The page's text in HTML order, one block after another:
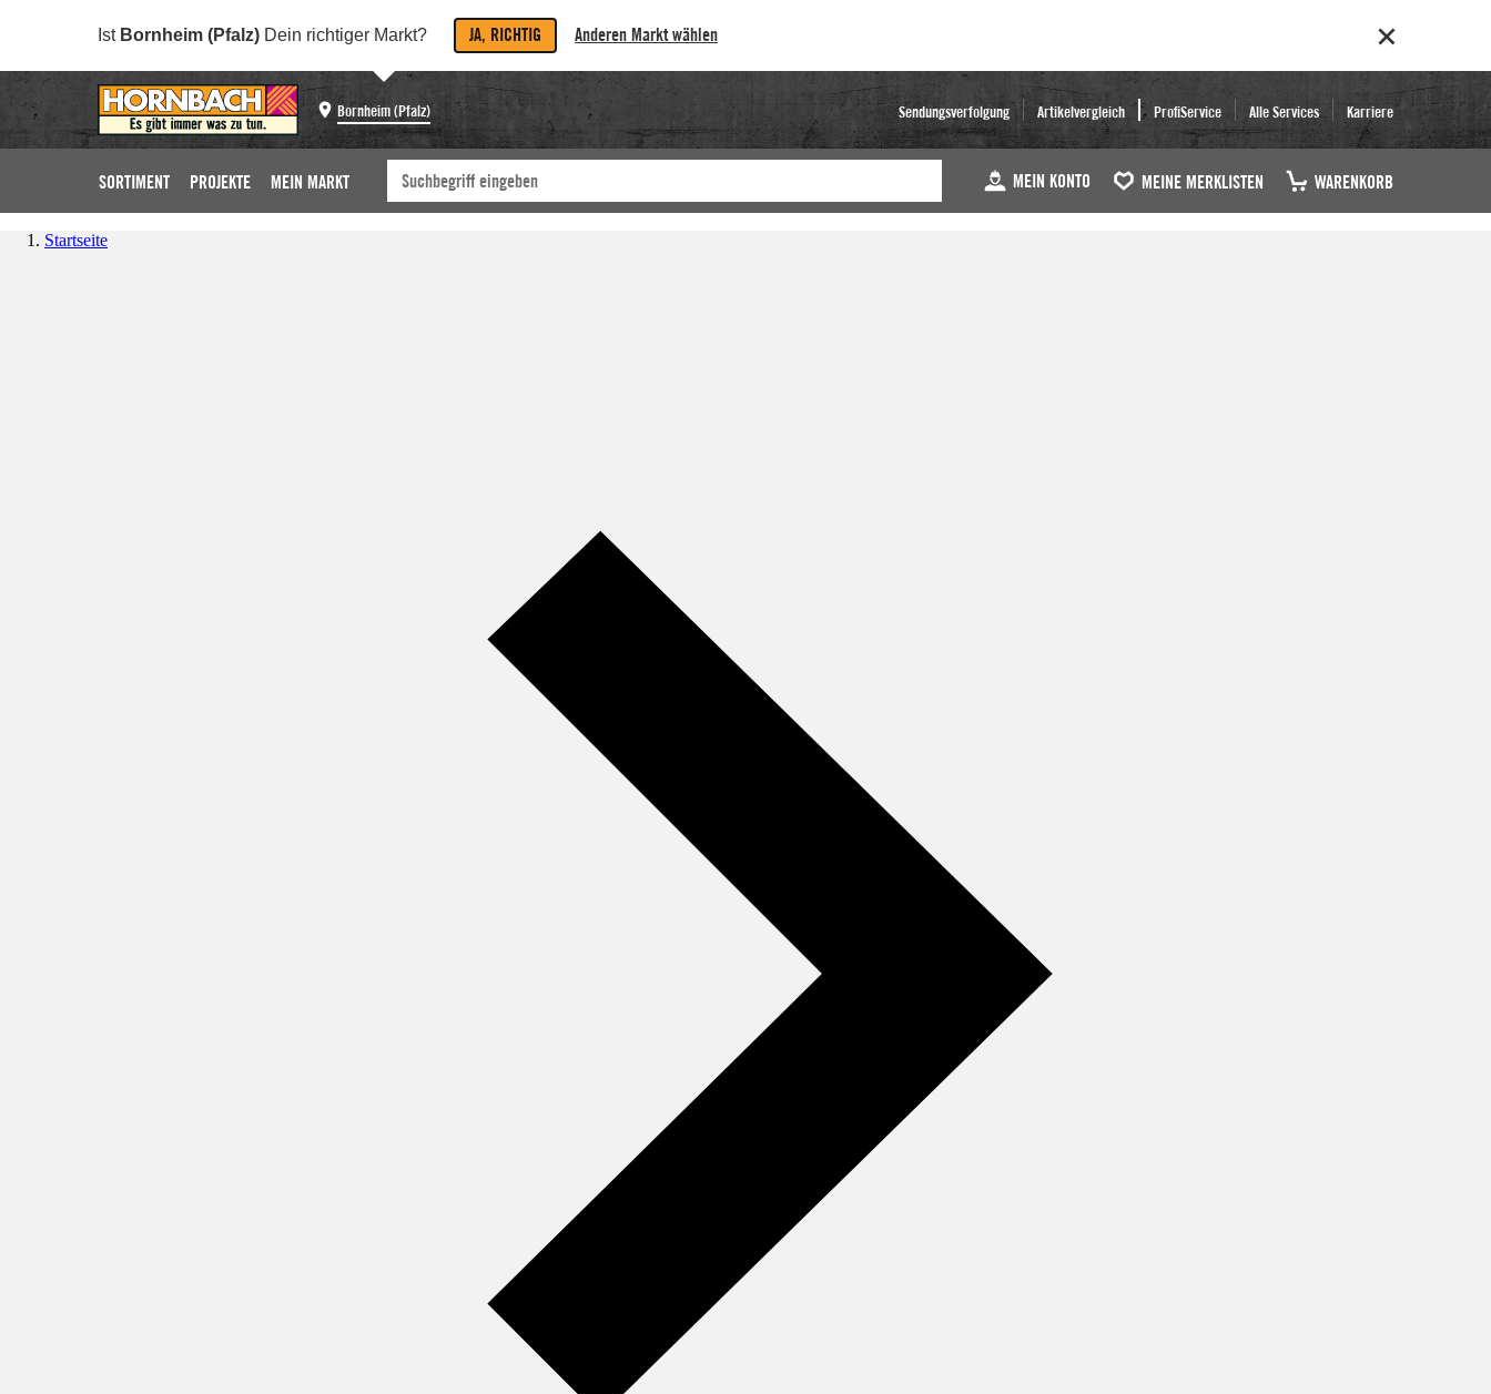
Ist Bornheim (Pfalz) Dein richtiger Markt? JA, RICHTIG Anderen Markt wählen
Bornheim (Pfalz) Sendungsverfolgung Artikelvergleich ProfiService Alle Services Karriere
SORTIMENT PROJEKTE MEIN MARKT MEIN KONTO MEINE MERKLISTEN WARENKORB
Startseite